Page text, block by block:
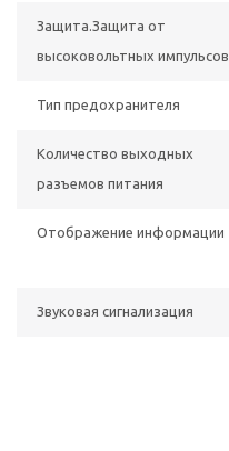
Защита.Защита от
высоковольтных импульсов
Тип предохранителя
Количество выходных
разъемов питания
Отображение информации
Звуковая сигнализация